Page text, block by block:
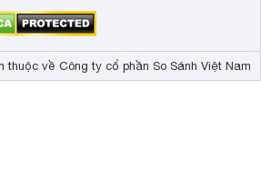
thuộc về Công ty cổ phần So Sánh Việt Nam